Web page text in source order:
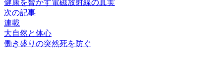
健康を脅かす電磁放射線の真実
次の記事
連載
大自然と体心
働き盛りの突然死を防ぐ